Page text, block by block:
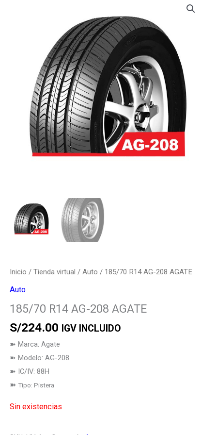
Inicio / Tienda virtual / Auto / 185/70 R14 AG-208 AGATE
Auto
185/70 R14 AG-208 AGATE
S/224.00 IGV INCLUIDO
➽ Marca: Agate
➽ Modelo: AG-208
➽ IC/IV: 88H
➽ Tipo: Pistera
Sin existencias